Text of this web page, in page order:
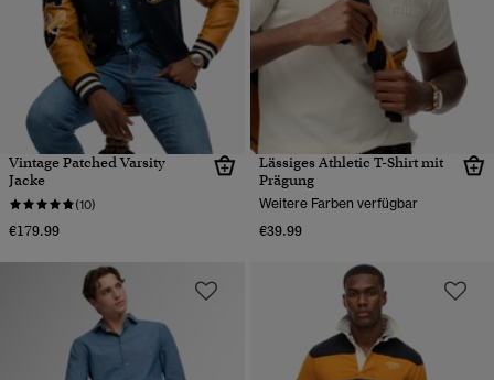
Vintage Patched Varsity
Jacke
(10)
€179.99
Lässiges Athletic T-Shirt mit
Prägung
Weitere Farben verfügbar
€39.99